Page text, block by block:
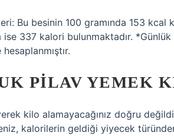
Bu besinin 100 gramında 153
337 kalori bulunmaktadır.
PILAV YEMEK
kilo alamayacağınız doğru
kalorilerin geldiği yiyecek türünden